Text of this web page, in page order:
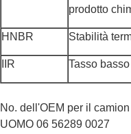
prodotto
HNBR Stabilità
IIR Tasso
No. dell'OEM per il
UOMO 06 56289 0027